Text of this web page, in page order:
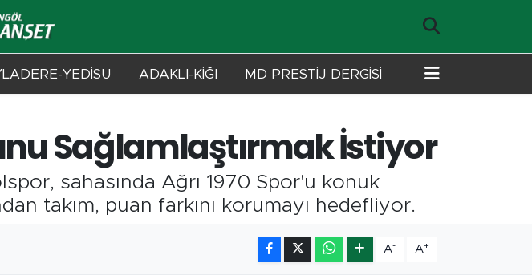
YEDİSU ADAKLI-KİĞI MD PRESTİJ DERGİSİ
Sağlamlaştırmak İstiyor
sahasında Ağrı 1970 Spor'u konuk
takım, puan farkını korumayı hedefliyor.
A- A+